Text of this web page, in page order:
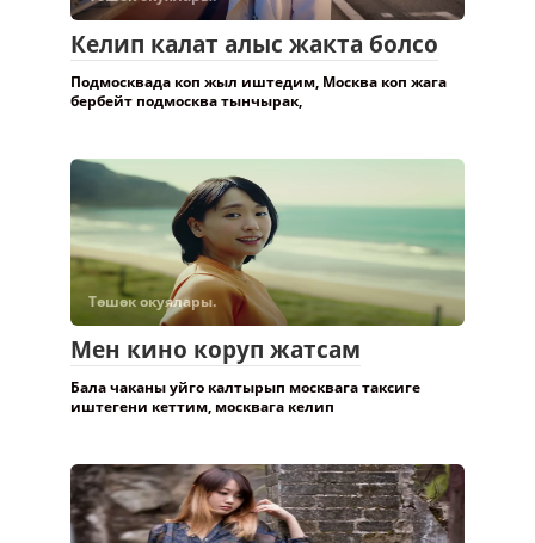
Төшөк окуялары.
Келип калат алыс жакта болсо
Подмосквада коп жыл иштедим, Москва коп жага
Төшөк окуялары.
Мен кино коруп жатсам
Бала чаканы уйго калтырып москвага таксиге